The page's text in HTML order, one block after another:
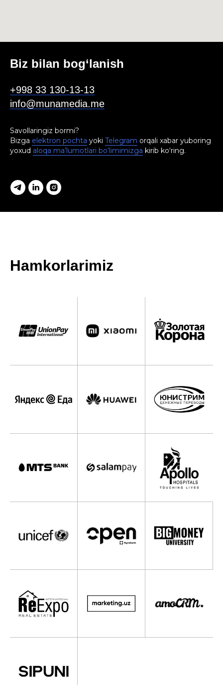
Biz bilan bog‘lanish
+998 33 130-13-13
info@munamedia.me
Savollaringiz bormi?
Bizga elektron pochta yoki Telegram orqali xabar yuboring
yoxud aloqa ma’lumotlari bo‘limimizga kirib ko‘ring.
Hamkorlarimiz